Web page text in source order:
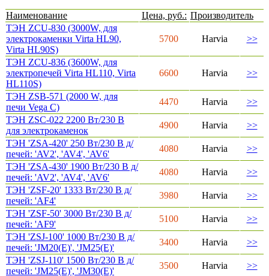
Наименование Цена, руб.: Производитель
ТЭН ZCU-830 (3000W, для
электрокаменки Virta HL90,
Virta HL90S)
5700 Harvia >>
ТЭН ZCU-836 (3600W, для
электропечей Virta HL110, Virta
HL110S)
6600 Harvia >>
ТЭН ZSB-571 (2000 W, для
печи Vega C)
4470 Harvia
>>
ТЭН ZSC-022 2200 Вт/230 В
для электрокаменок
4900 Harvia
>>
ТЭН 'ZSA-420' 250 Вт/230 В д/
печей: 'AV2', 'AV4', 'AV6'
4080 Harvia
>>
ТЭН 'ZSA-430' 1900 Вт/230 В д/
печей: 'AV2', 'AV4', 'AV6'
4080 Harvia
>>
ТЭН 'ZSF-20' 1333 Вт/230 В д/
печей: 'AF4'
3980 Harvia
>>
ТЭН 'ZSF-50' 3000 Вт/230 В д/
печей: 'AF9'
5100 Harvia
>>
ТЭН 'ZSJ-100' 1000 Вт/230 В д/
печей: 'JM20(E)', 'JM25(E)'
3400 Harvia
>>
ТЭН 'ZSJ-110' 1500 Вт/230 В д/
печей: 'JM25(E)', 'JM30(E)'
3500 Harvia
>>